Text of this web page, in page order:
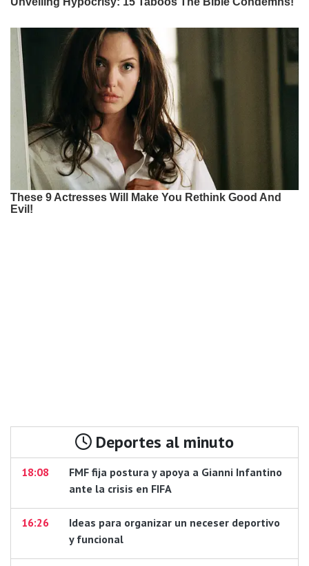
Deportes al minuto
18:08
FMF fija postura y apoya a Gianni Infantino
ante la crisis en FIFA
16:26
Ideas para organizar un neceser deportivo
y funcional